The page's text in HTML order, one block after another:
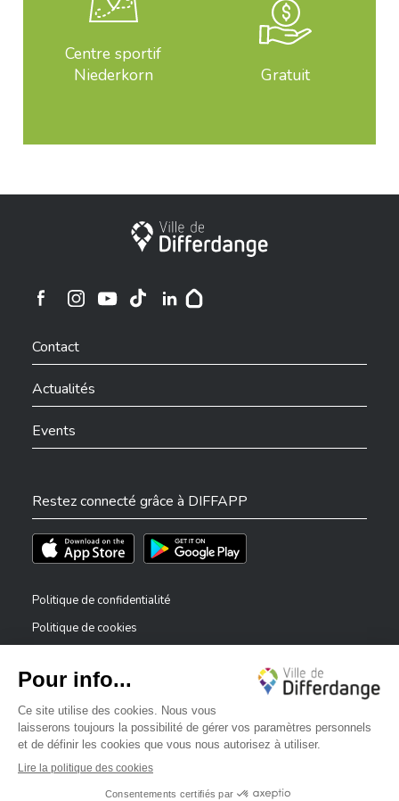
Centre sportif
Niederkorn
Gratuit
Ville de Differdange
Ville de Differdange sur Instagram
Contact
Actualités
Events
Restez connecté grâce à DIFFAPP
Téléchargez l'app sur l'App StoreTéléchargez l'app sur Play Store
Politique de confidentialité
Politique de cookies
Déclaration d’accessibilité
Dispositif de signalement — lanceurs d’alerte
©2026 Tous droits réservés . Ville de Differdange
✕
Bonjour, comment puis-je vous aider ?